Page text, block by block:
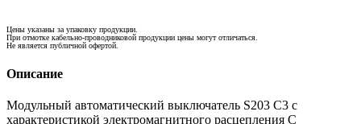
Цены указаны за упаковку продукции.
При отмотке кабельно-проводниковой продукции цены могут отличаться.
Не является публичной офертой.
Описание
Модульный автоматический выключатель S203 C3 с
характеристикой электромагнитного расцепления С